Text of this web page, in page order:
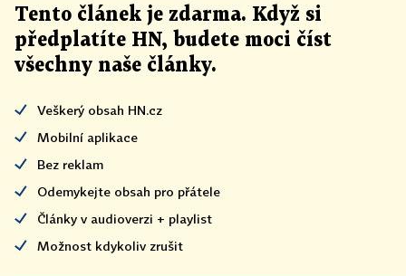
Tento článek je zdarma. Když si
předplatíte HN, budete moci číst
všechny naše články.
Veškerý obsah HN.cz
Mobilní aplikace
Bez reklam
Odemykejte obsah pro přátele
Články v audioverzi + playlist
Možnost kdykoliv zrušit